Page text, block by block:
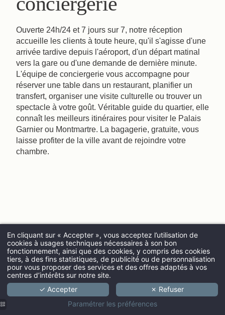
Ouverte 24h/24 et 7 jours sur 7, notre réception
accueille les clients à toute heure, qu'il s'agisse d'une
arrivée tardive depuis l'aéroport, d'un départ matinal
vers la gare ou d'une demande de dernière minute.
L'équipe de conciergerie vous accompagne pour
réserver une table dans un restaurant, planifier un
transfert, organiser une visite culturelle ou trouver un
spectacle à votre goût. Véritable guide du quartier, elle
connaît les meilleurs itinéraires pour visiter le Palais
Garnier ou Montmartre. La bagagerie, gratuite, vous
laisse profiter de la ville avant de rejoindre votre
chambre.
ARRIVÉE
ADULTES
En cliquant sur « Accepter », vous acceptez l’utilisation de
cookies à usages techniques nécessaires à son bon
fonctionnement, ainsi que des cookies, y compris des cookies
tiers, à des fins statistiques, de publicité ou de personnalisation
pour vous proposer des services et des offres adaptés à vos
centres d’intérêts sur notre site.
✓ Accepter
✗ Refuser
Paramétrer les préférences